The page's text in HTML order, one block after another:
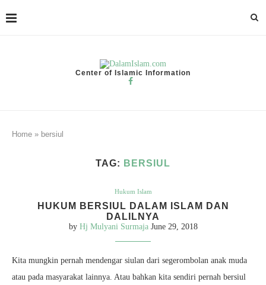
Center of Islamic Information
Home » bersiul
TAG: BERSIUL
Hukum Islam
HUKUM BERSIUL DALAM ISLAM DAN
DALILNYA
by Hj Mulyani Surmaja June 29, 2018
Kita mungkin pernah mendengar siulan dari segerombolan anak muda
atau pada masyarakat lainnya. Atau bahkan kita sendiri pernah bersiul